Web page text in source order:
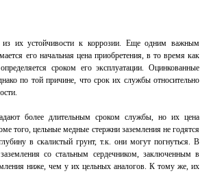
из их устойчивости к коррозии. Еще одним важным
его начальная цена приобретения, в то время как
сроком его эксплуатации. Оцинкованные
по той причине, что срок их службы относительно
более длительным сроком службы, но их цена
того, цельные медные стержни заземления не годятся
в скалистый грунт, т.к. они могут погнуться. В
со стальным сердечником, заключенным в
ниже, чем у их цельных аналогов. К тому же, их